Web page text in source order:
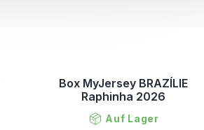
Box MyJersey BRAZÍLIE
Raphinha 2026
Auf Lager